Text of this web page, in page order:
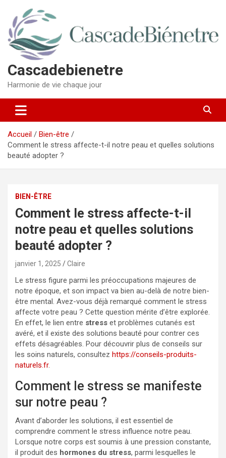
contenu
Cascadebienetre
Harmonie de vie chaque jour
Accueil
Bien-être
Comment le stress affecte-t-il notre peau et quelles solutions
beauté adopter ?
BIEN-ÊTRE
Comment le stress affecte-t-il
notre peau et quelles solutions
beauté adopter ?
janvier 1, 2025 Claire
Le stress figure parmi les préoccupations majeures de
notre époque, et son impact va bien au-delà de notre bien-
être mental. Avez-vous déjà remarqué comment le stress
affecte votre peau ? Cette question mérite d’être explorée.
En effet, le lien entre stress et problèmes cutanés est
avéré, et il existe des solutions beauté pour contrer ces
effets désagréables. Pour découvrir plus de conseils sur
les soins naturels, consultez https://conseils-produits-
naturels.fr.
Comment le stress se manifeste
sur notre peau ?
Avant d’aborder les solutions, il est essentiel de
comprendre comment le stress influence notre peau.
Lorsque notre corps est soumis à une pression constante,
il produit des hormones du stress, parmi lesquelles le